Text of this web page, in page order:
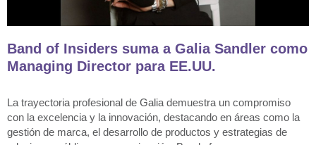
Band of Insiders suma a Galia Sandler como
Managing Director para EE.UU.
La trayectoria profesional de Galia demuestra un compromiso
con la excelencia y la innovación, destacando en áreas como la
gestión de marca, el desarrollo de productos y estrategias de